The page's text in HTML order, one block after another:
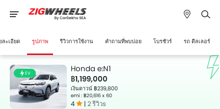
ละเอียด รูปภาพ รีวิวการใช้งาน คำถามที่พบบ่อย โบรชัวร์ รถ ดีลเลอร์
EV
Honda e:N1
฿1,199,000
เงินดาวน์ ฿239,800
emi : ฿20,616 x 60
4 | 2 รีวิวs